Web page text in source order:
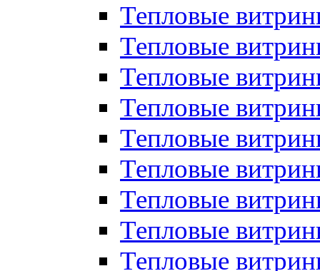
Тепловые
Тепловые
Тепловые
Тепловые
Тепловые
Тепловые
Тепловые
Тепловые
Тепловые